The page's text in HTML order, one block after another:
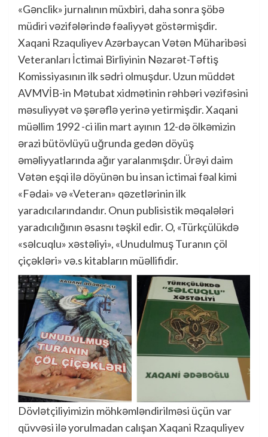
«Gənclik» jurnalının müxbiri, daha sonra şöbə
müdiri vəzifələrində fəaliyyət göstərmişdir.
Xaqani Rzaquliyev Azərbaycan Vətən Müharibəsi
Veteranları İctimai Birliyinin Nəzarət-Təftiş
Komissiyasının ilk sədri olmuşdur. Uzun müddət
AVMVİB-in Mətubat xidmətinin rəhbəri vəzifəsini
məsuliyyət və şərəflə yerinə yetirmişdir. Xaqani
müəllim 1992 -ci ilin mart ayının 12-də ölkəmizin
ərazi bütövlüyü uğrunda gedən döyüş
əməliyyatlarında ağır yaralanmışdır. Ürəyi daim
Vətən eşqi ilə döyünən bu insan ictimai fəal kimi
«Fədai» və «Veteran» qəzetlərinin ilk
yaradıcılarındandır. Onun publisistik məqalələri
yaradıcılığının əsasnı təşkil edir. O, «Türkçülükdə
«səlcuqlu» xəstəliyi», «Unudulmuş Turanın çöl
çiçəkləri» və.s kitabların müəllifidir.
Dövlətçiliyimizin möhkəmləndirilməsi üçün var
qüvvəsi ilə yorulmadan calışan Xaqani Rzaquliyev